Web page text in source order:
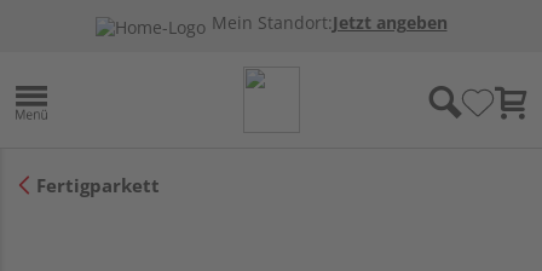
Mein Standort:Jetzt angeben
Fertigparkett